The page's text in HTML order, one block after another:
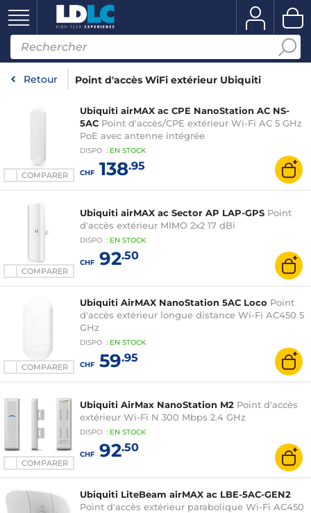
Retour Point d'accès WiFi extérieur Ubiquiti
COMPARER
Ubiquiti airMAX ac CPE NanoStation AC NS-
5AC Point d'accès/CPE extérieur Wi-Fi AC 5 GHz
PoE avec antenne intégrée
DISPO : EN STOCK
CHF138.95
COMPARER
Ubiquiti airMAX ac Sector AP LAP-GPS Point
d'accès extérieur MIMO 2x2 17 dBi
DISPO : EN STOCK
CHF92.50
COMPARER
Ubiquiti AirMAX NanoStation 5AC Loco Point
d'accès extérieur longue distance Wi-Fi AC450 5
GHz
DISPO : EN STOCK
CHF59.95
COMPARER
Ubiquiti AirMax NanoStation M2 Point d'accès
extérieur Wi-Fi N 300 Mbps 2.4 GHz
DISPO : EN STOCK
CHF92.50
Ubiquiti LiteBeam airMAX ac LBE-5AC-GEN2
Point d'accès extérieur parabolique Wi-Fi AC450